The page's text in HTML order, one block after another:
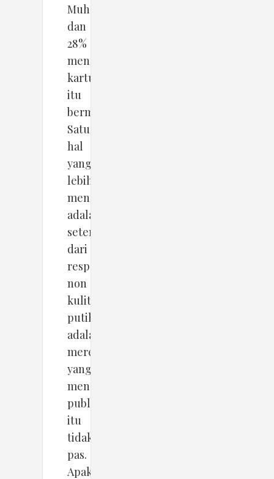
Muhammad
dan
28%
mengatakan,
kartun
itu
bermasalah.
Satu
hal
yang
lebih
menarik,
adalah
setengah
dari
responden
non
kulit
putih
adalah
mereka
yang
mengatakan
publikasi
itu
tidak
pas.
Apakah